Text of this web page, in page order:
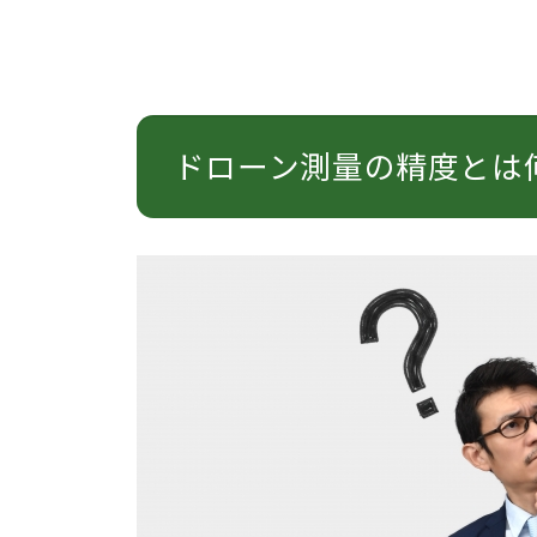
ドローン測量の精度とは